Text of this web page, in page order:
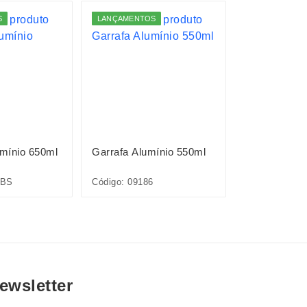
650ml
LANÇAMENTOS
Garrafa Alumínio 550ml
Código: 09186